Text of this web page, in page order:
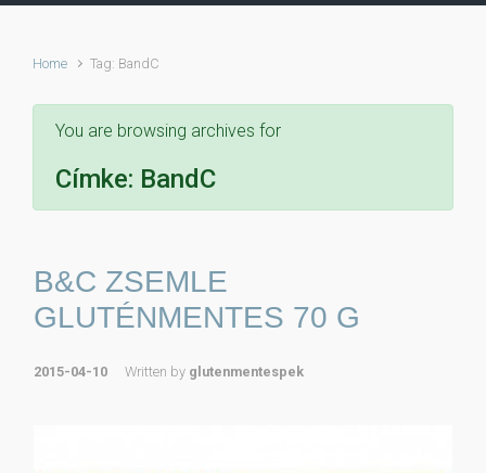
Home Tag: BandC
You are browsing archives for
Címke: BandC
B&C ZSEMLE
GLUTÉNMENTES 70 G
2015-04-10 Written by glutenmentespek